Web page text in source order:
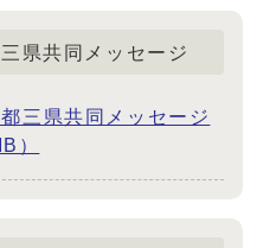
県共同メッセージ
三県共同メッセージ
）